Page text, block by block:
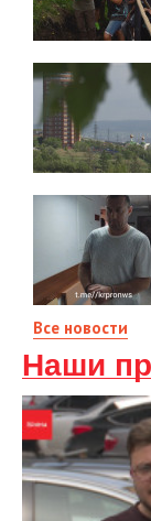
Все новости
Наши